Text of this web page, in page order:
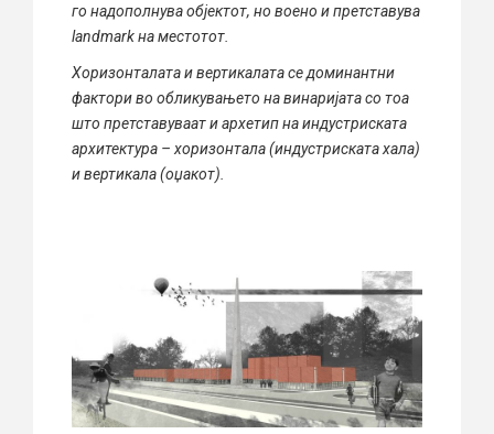
го надополнува објектот, но воено и претставува
landmark на местотот.
Хоризонталата и вертикалата се доминантни
фактори во обликувањето на винаријата со тоа
што претставуваат и архетип на индустриската
архитектура – хоризонтала (индустриската хала)
и вертикала (оџакот).